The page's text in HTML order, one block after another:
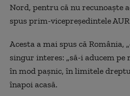
Nord, pentru că nu recunoaște
spus prim-vicepreședintele
Acesta a mai spus că România,
singur interes: „să-i aducem pe
în mod pașnic, în limitele
înapoi acasă.